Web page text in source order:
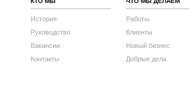
История
Руководство
Вакансии
Контакты
Работы
Клиенты
Новый бизнес
Добрые дела